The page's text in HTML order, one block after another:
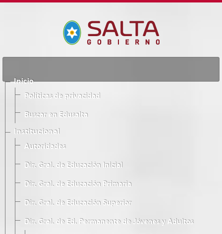
Inicio
Políticas de privacidad
Buscar en Edusalta
Institucional
Autoridades
Dir. Gral. de Educación Inicial
Dir. Gral. de Educación Primaria
Dir. Gral. de Educación Superior
Dir. Gral. de Ed. Permanente de Jóvenes y Adultos